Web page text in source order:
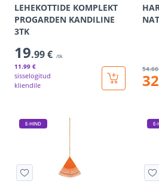
LEHEKOTTIDE KOMPLEKT
PROGARDEN KANDILINE
3TK
19.99 € /tk
11.99 €
sisselogitud
kliendile
54
32
E-HIND E-